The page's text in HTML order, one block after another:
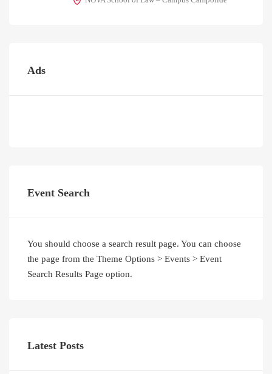
Ads
Event Search
You should choose a search result page. You can choose
the page from the Theme Options > Events > Event
Search Results Page option.
Latest Posts